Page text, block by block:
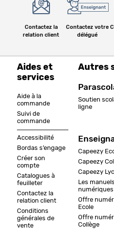
Contactez la
relation client
Contactez votre
délégué
Aides et
services
Aide à la
commande
Suivi de
commande
Accessibilité
Bordas s’engage
Créer son
compte
Catalogues à
feuilleter
Contactez la
relation client
Conditions
générales de
vente
Autres
Soutien
ligne
Capeezy
Capeezy
Capeezy
Les manuels
numériques
Offre
Ecole
Offre
Collège